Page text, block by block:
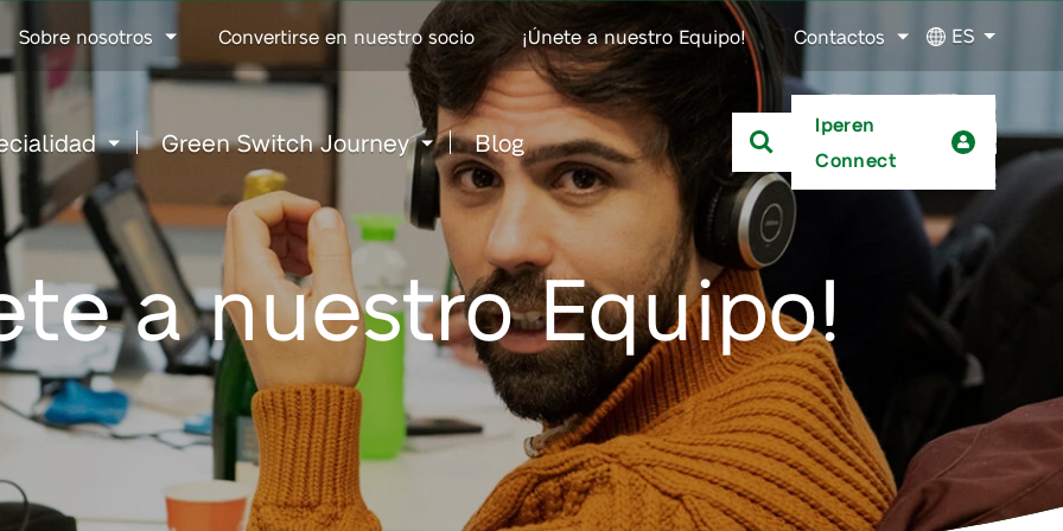
to
content
Sobre nosotros Convertirse en nuestro socio ¡Únete a nuestro Equipo! Contactos ES
Green Switch Journey Blog
Iperen
Connect
a nuestro Equipo!